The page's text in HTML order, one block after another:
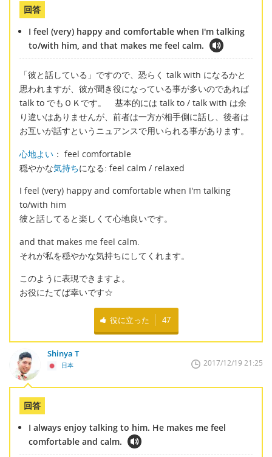
回答
I feel (very) happy and comfortable when I'm talking
to/with him, and that makes me feel calm.
「彼と話している」ですので、恐らく talk with になるかと
思われますが、彼が聞き役になっている事が多いのであれば
talk to でもＯＫです。 基本的には talk to / talk with は余
り違いはありませんが、前者は一方が相手側に話し、後者は
お互いが話すというニュアンスで用いられる事があります。
心地よい ： feel comfortable
穏やかな気持ちになる: feel calm / relaxed
I feel (very) happy and comfortable when I'm talking
to/with him
彼と話してると楽しくて心地良いです。
and that makes me feel calm.
それが私を穏やかな気持ちにしてくれます。
このように表現できますよ。
お役にたてば幸いです☆
役に立った 47
Shinya T
日本 2017/12/19 21:25
回答
I always enjoy talking to him. He makes me feel
comfortable and calm.